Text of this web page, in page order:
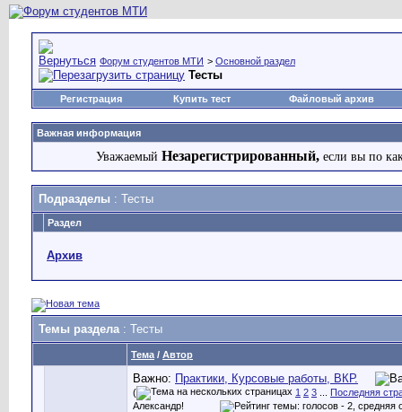
Форум студентов МТИ > Основной раздел
Тесты
Регистрация Купить тест Файловый архив
Важная информация
Уважаемый Незарегистрированный, если вы по
Подразделы : Тесты
Раздел
Архив
Темы раздела: Тесты
Тема / Автор
Важно: Практики, Курсовые работы, ВКР.
( 1 2 3
Последняя
Александр!